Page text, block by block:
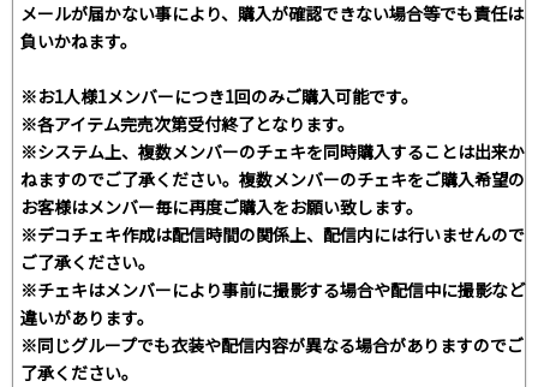
メールが届かない事により、購入が確認できない場合等でも責任は
負いかねます。
※お1人様1メンバーにつき1回のみご購入可能です。
※各アイテム完売次第受付終了となります。
※システム上、複数メンバーのチェキを同時購入することは出来か
ねますのでご了承ください。複数メンバーのチェキをご購入希望の
お客様はメンバー毎に再度ご購入をお願い致します。
※デコチェキ作成は配信時間の関係上、配信内には行いませんので
ご了承ください。
※チェキはメンバーにより事前に撮影する場合や配信中に撮影など
違いがあります。
※同じグループでも衣装や配信内容が異なる場合がありますのでご
了承ください。